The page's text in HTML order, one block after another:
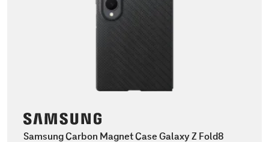
Samsung Carbon Magnet Case Galaxy Z Fold8